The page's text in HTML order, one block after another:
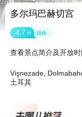
多尔玛巴赫切宫
4.7 分 很棒
查看景点简介及开放时
Vişnezade,
土耳其